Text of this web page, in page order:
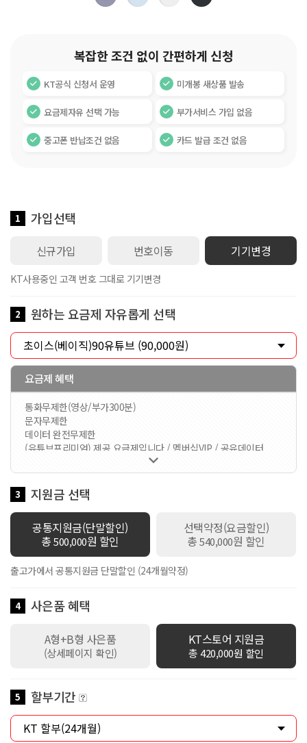
복잡한 조건 없이 간편하게 신청
KT공식 신청서 운영 미개봉 새상품 발송
요금제자유 선택 가능 부가서비스 가입 없음
중고폰 반납조건 없음 카드 발급 조건 없음
1 가입선택
신규가입 번호이동 기기변경
KT사용중인 고객 번호 그대로 기기변경
2 원하는 요금제 자유롭게 선택
요금제 혜택
통화무제한(영상/부가300분)
문자무제한
데이터 완전무제한
(유튜브프리미엄) 제공 요금제입니다 / 멤버십VIP / 공유데이터
60GB 제공 / 로밍데이터 100Kbps / 데이터쉐어링 1회선 무료 / 만
18세 이하 가입시 스쿨덤(공유데이터 2배 제공+스마트기기 or 데이
터쉐어링 1회선 무료+안심박스)자동적용 / 만19세이상 ~ 만34세이
하 가입시 Y덤(공유데이터 2배 제공+스마트기기 or 데이터쉐어링 1
회선 무료)자동적용

3 지원금 선택
공통지원금(단말할인)
총500,000원 할인
선택약정(요금할인)
총540,000원 할인
출고가에서 공통지원금 단말할인 (24개월약정)
4 사은품 혜택
A형+B형 사은품
(상세페이지 확인)
KT스토어 지원금
총 420,000원 할인
5 할부기간